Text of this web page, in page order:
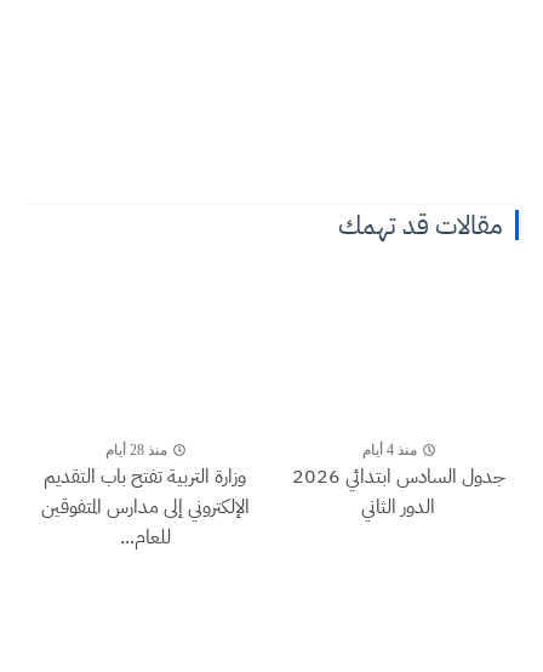
مقالات قد تهمك
منذ 4 أيام
جدول السادس ابتدائي 2026
الدور الثاني
منذ 28 أيام
وزارة التربية تفتح باب التقديم
الإلكتروني إلى مدارس المتفوقين
للعام...